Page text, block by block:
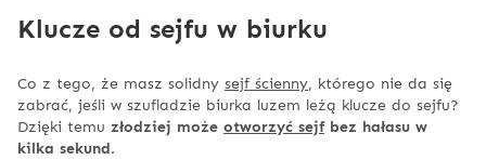
Klucze od sejfu w biurku
Co z tego, że masz solidny sejf ścienny, którego nie da się
zabrać, jeśli w szufladzie biurka luzem leżą klucze do sejfu?
Dzięki temu złodziej może otworzyć sejfbez hałasu w
kilka sekund.